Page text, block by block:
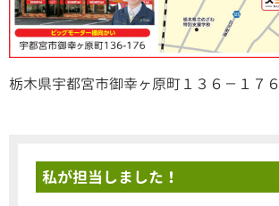
栃木県宇都宮市御幸ヶ原町１３６－１７６
私が担当しました！